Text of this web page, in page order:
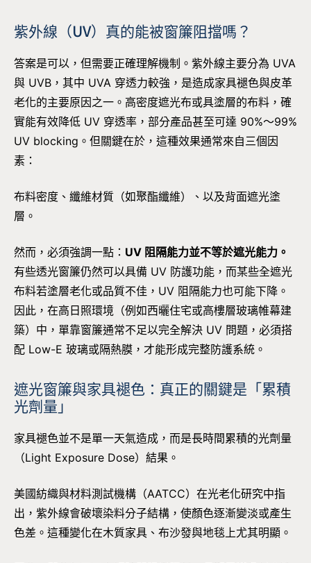
紫外線（UV）真的能被窗簾阻擋嗎？
答案是可以，但需要正確理解機制。紫外線主要分為 UVA
與 UVB，其中 UVA 穿透力較強，是造成家具褪色與皮革
老化的主要原因之一。高密度遮光布或具塗層的布料，確
實能有效降低 UV 穿透率，部分產品甚至可達 90%～99%
UV blocking。但關鍵在於，這種效果通常來自三個因
素：
布料密度、纖維材質（如聚酯纖維）、以及背面遮光塗
層。
然而，必須強調一點： UV 阻隔能力並不等於遮光能力。
有些透光窗簾仍然可以具備 UV 防護功能，而某些全遮光
布料若塗層老化或品質不佳，UV 阻隔能力也可能下降。
因此，在高日照環境（例如西曬住宅或高樓層玻璃帷幕建
築）中，單靠窗簾通常不足以完全解決 UV 問題，必須搭
配 Low-E 玻璃或隔熱膜，才能形成完整防護系統。
遮光窗簾與家具褪色：真正的關鍵是「累積
光劑量」
家具褪色並不是單一天氣造成，而是長時間累積的光劑量
（Light Exposure Dose）結果。
美國紡織與材料測試機構（AATCC）在光老化研究中指
出，紫外線會破壞染料分子結構，使顏色逐漸變淡或產生
色差。這種變化在木質家具、布沙發與地毯上尤其明顯。